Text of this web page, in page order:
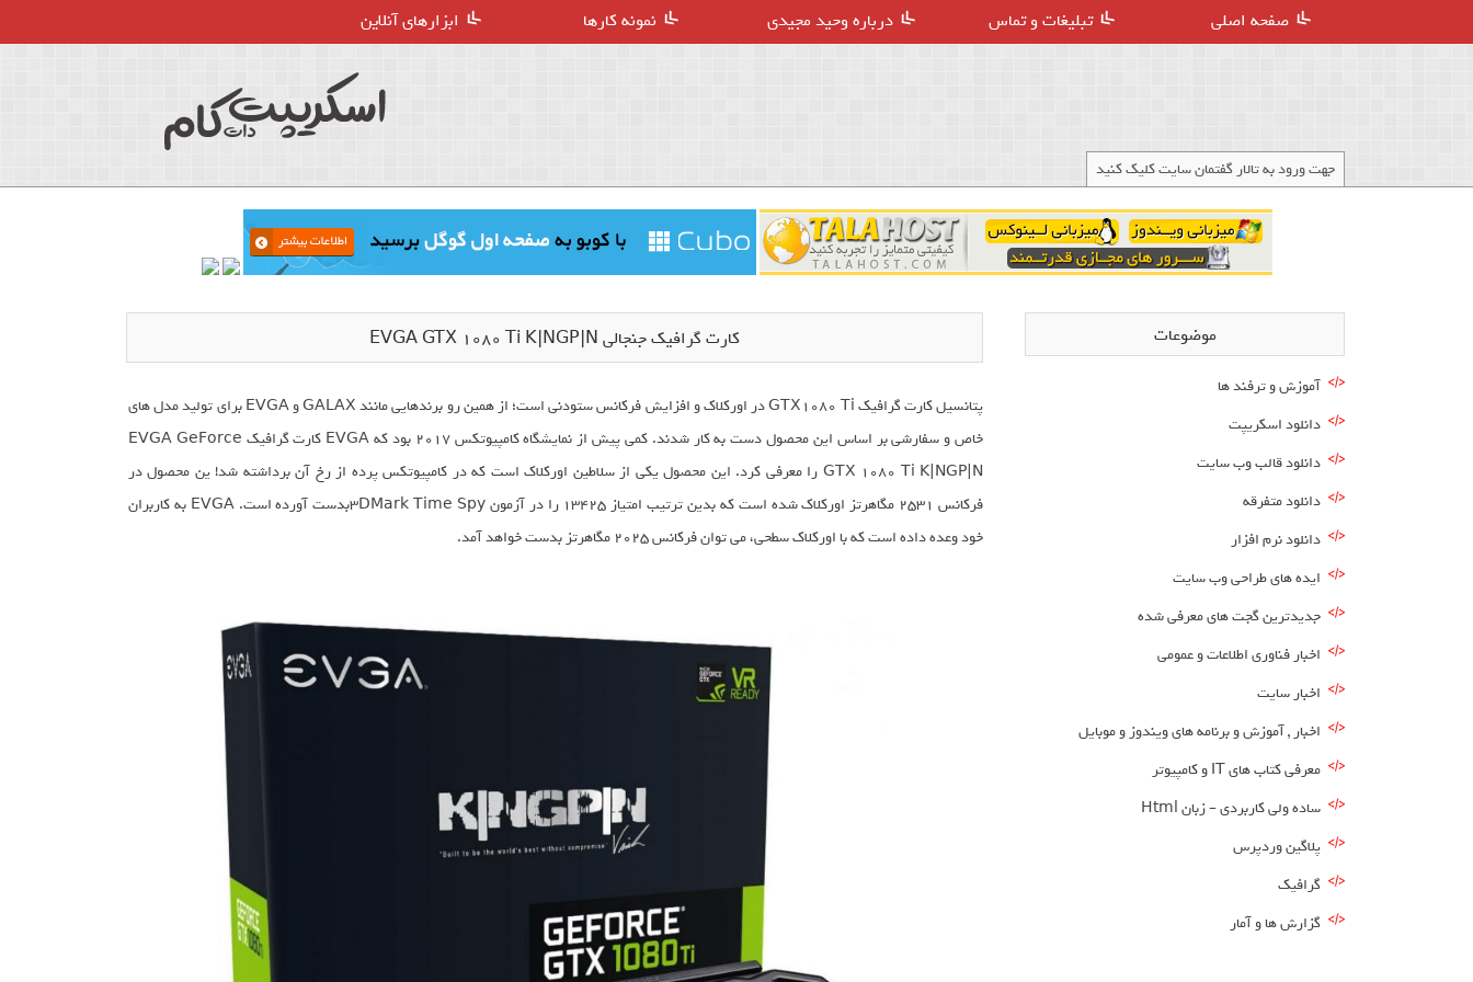
صفحه اصلی تبلیغات و تماس درباره وحید مجیدی نمونه کارها ابزارهای آنلاین
جهت ورود به تالار گفتمان سایت کلیک کنید
کارت گرافیک جنجالی EVGA GTX 1080 Ti K|NGP|N
پتانسیل کارت گرافیک GTX1080 Ti در اورکلاک و افزایش فرکانس ستودنی است؛ از همین رو برندهایی مانند GALAX و EVGA برای تولید مدل های
خاص و سفارشی بر اساس این محصول دست به کار شدند. کمی پیش از نمایشگاه کامپیوتکس 2017 بود که EVGA کارت گرافیک EVGA GeForce
GTX 1080 Ti K|NGP|N را معرفی کرد. این محصول یکی از سلاطین اورکلاک است که در کامپیوتکس پرده از رخ آن برداشته شد! ین محصول در
فرکانس 2531 مگاهرتز اورکلاک شده است که بدین ترتیب امتیاز 13425 را در آزمون 3DMark Time Spyبدست آورده است. EVGA به کاربران
خود وعده داده است که با اورکلاک سطحی، می توان فرکانس 2025 مگاهرتز بدست خواهد آمد.
موضوعات
آموزش و ترفند ها
دانلود اسکریپت
دانلود قالب وب سایت
دانلود متفرقه
دانلود نرم افزار
ایده های طراحی وب سایت
جدیدترین گجت های معرفی شده
اخبار فناوری اطلاعات و عمومی
اخبار سایت
اخبار , آموزش و برنامه های ویندوز و موبایل
معرفی کتاب های IT و کامپیوتر
ساده ولی کاربردی – زبان Html
پلاگین وردپرس
گرافیک
گزارش ها و آمار